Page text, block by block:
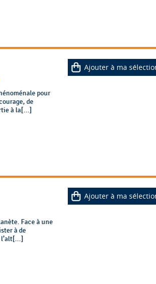
pour
de
à la[...]
Ajouter à ma
Face à une
à de
Ajouter à ma